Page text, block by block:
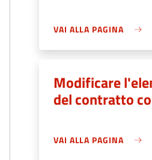
VAI ALLA PAGINA
Modificare
del contratto
VAI ALLA PAGINA